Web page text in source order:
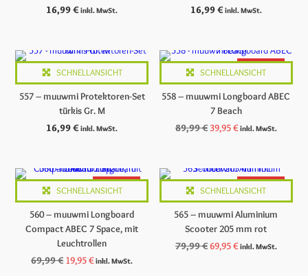
16,99€ inkl. MwSt.
16,99€ inkl. MwSt.
SCHNELLANSICHT
557 – muuwmi Protektoren-Set
türkis Gr. M
16,99€ inkl. MwSt.
ANGEBOT
SCHNELLANSICHT
558 – muuwmi Longboard ABEC
7 Beach
89,99€ Ursprünglicher
Preis
39,95€Aktueller
inkl. MwSt.
ANGEBOT
SCHNELLANSICHT
560 – muuwmi Longboard
Compact ABEC 7 Space, mit
Leuchtrollen
69,99€ Ursprünglicher
Preis
19,95€Aktueller
inkl. MwSt.
ANGEBOT
SCHNELLANSICHT
565 – muuwmi Aluminium
Scooter 205 mm rot
79,99€Ursprünglicher
Preis
69,95€Aktueller
inkl. MwSt.